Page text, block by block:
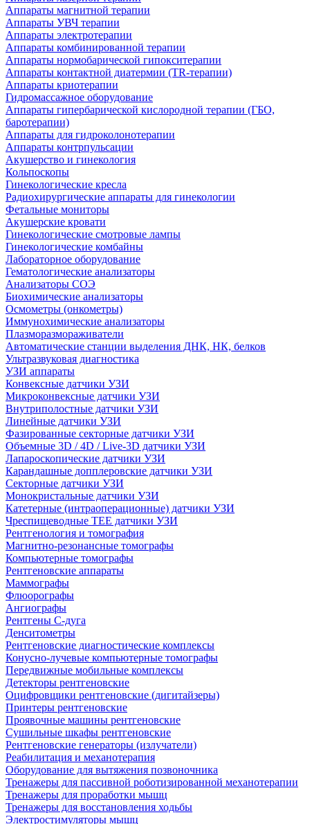
Аппараты магнитной терапии
Аппараты УВЧ терапии
Аппараты электротерапии
Аппараты комбинированной терапии
Аппараты нормобарической гипокситерапии
Аппараты контактной диатермии (TR-терапии)
Аппараты криотерапии
Гидромассажное оборудование
Аппараты гипербарической кислородной терапии (ГБО,
баротерапии)
Аппараты для гидроколонотерапии
Аппараты контрпульсации
Акушерство и гинекология
Кольпоскопы
Гинекологические кресла
Радиохирургические аппараты для гинекологии
Фетальные мониторы
Акушерские кровати
Гинекологические смотровые лампы
Гинекологические комбайны
Лабораторное оборудование
Гематологические анализаторы
Анализаторы СОЭ
Биохимические анализаторы
Осмометры (онкометры)
Иммунохимические анализаторы
Плазморазмораживатели
Автоматические станции выделения ДНК, НК, белков
Ультразвуковая диагностика
УЗИ аппараты
Конвексные датчики УЗИ
Микроконвексные датчики УЗИ
Внутриполостные датчики УЗИ
Линейные датчики УЗИ
Фазированные секторные датчики УЗИ
Объемные 3D / 4D / Live-3D датчики УЗИ
Лапароскопические датчики УЗИ
Карандашные допплеровские датчики УЗИ
Секторные датчики УЗИ
Монокристальные датчики УЗИ
Катетерные (интраоперационные) датчики УЗИ
Чреспищеводные TEE датчики УЗИ
Рентгенология и томография
Магнитно-резонансные томографы
Компьютерные томографы
Рентгеновские аппараты
Маммографы
Флюорографы
Ангиографы
Рентгены С-дуга
Денситометры
Рентгеновские диагностические комплексы
Конусно-лучевые компьютерные томографы
Передвижные мобильные комплексы
Детекторы рентгеновские
Оцифровщики рентгеновские (дигитайзеры)
Принтеры рентгеновские
Проявочные машины рентгеновские
Сушильные шкафы рентгеновские
Рентгеновские генераторы (излучатели)
Реабилитация и механотерапия
Оборудование для вытяжения позвоночника
Тренажеры для пассивной роботизированной механотерапии
Тренажеры для проработки мышц
Тренажеры для восстановления ходьбы
Электростимуляторы мышц